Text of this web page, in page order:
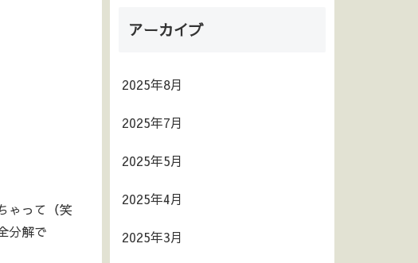
ゃって（笑
分解で
アーカイブ
2025年8月
2025年7月
2025年5月
2025年4月
2025年3月